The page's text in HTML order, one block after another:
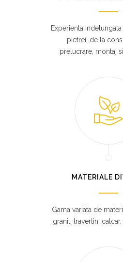
Experienta
pietrei, de la
prelucrare, montaj
MATERIALE
Gama variata de
granit, travertin,